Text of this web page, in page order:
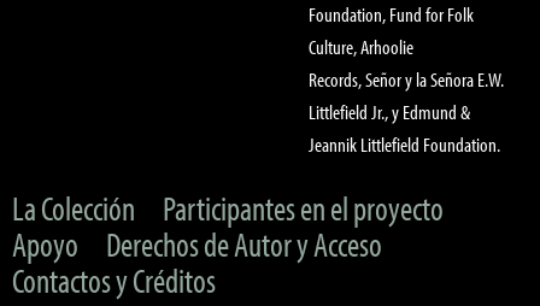
Foundation, Fund for Folk
Culture, Arhoolie
Records, Señor y la Señora E.W.
Littlefield Jr., y Edmund &
Jeannik Littlefield Foundation.
La Colección
Participantes en el proyecto
Apoyo
Derechos de Autor y Acceso
Contactos y Créditos